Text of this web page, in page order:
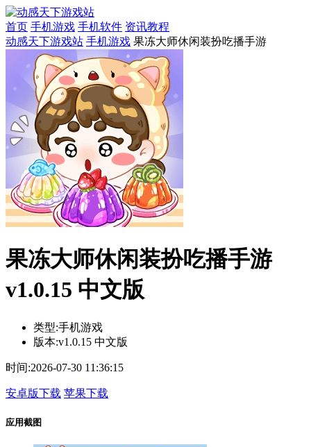
首页 手机游戏 手机软件 资讯教程
动感天下游戏站 手机游戏 果冻大师休闲装扮吃播手游
果冻大师休闲装扮吃播手游
v1.0.15 中文版
类型:手机游戏
版本:v1.0.15 中文版
时间:2026-07-30 11:36:15
安卓版下载 苹果下载
应用截图